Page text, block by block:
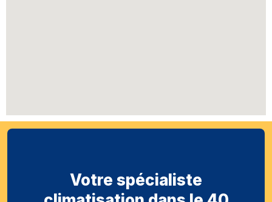
Votre spécialiste